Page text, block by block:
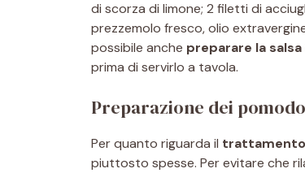
di scorza di limone; 2 filetti di
prezzemolo fresco, olio
possibile anche preparare la
prima di servirlo a tavola.
Preparazione dei
Per quanto riguarda il
piuttosto spesse. Per evitare che